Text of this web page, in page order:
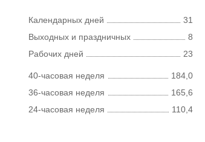
Календарных дней
31
Выходных и праздничных
8
Рабочих дней
23
40-часовая неделя
184,0
36-часовая неделя
165,6
24-часовая неделя
110,4